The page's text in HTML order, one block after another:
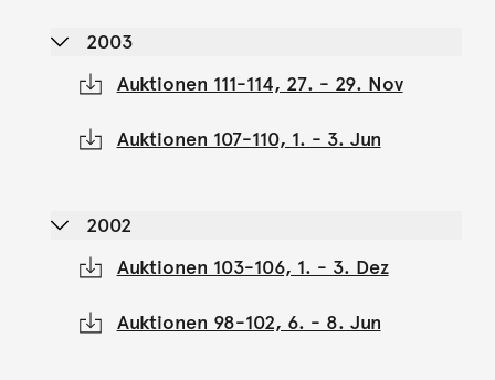
2003
Auktionen 111-114, 27. - 29. Nov
Auktionen 107-110, 1. - 3. Jun
2002
Auktionen 103-106, 1. - 3. Dez
Auktionen 98-102, 6. - 8. Jun